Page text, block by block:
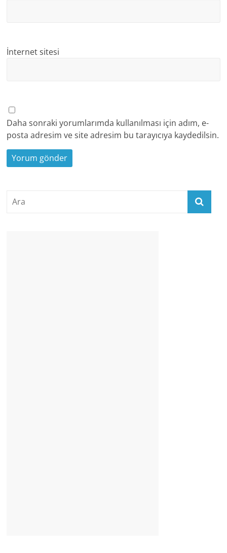
İnternet sitesi
Daha sonraki yorumlarımda kullanılması için adım, e-
posta adresim ve site adresim bu tarayıcıya kaydedilsin.